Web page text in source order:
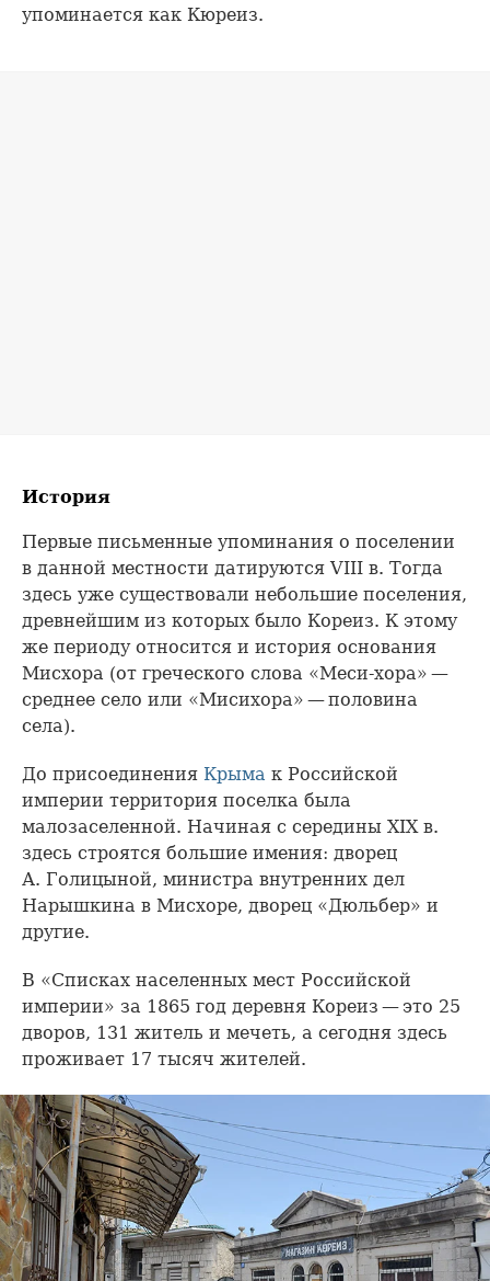
упоминается как Кюреиз.
История
Первые письменные упоминания о поселении
в данной местности датируются VIII в. Тогда
здесь уже существовали небольшие поселения,
древнейшим из которых было Кореиз. К этому
же периоду относится и история основания
Мисхора (от греческого слова «Меси-хора» —
среднее село или «Мисихора» — половина
села).
До присоединения Крыма к Российской
империи территория поселка была
малозаселенной. Начиная с середины XIX в.
здесь строятся большие имения: дворец
А. Голицыной, министра внутренних дел
Нарышкина в Мисхоре, дворец «Дюльбер» и
другие.
В «Списках населенных мест Российской
империи» за 1865 год деревня Кореиз — это 25
дворов, 131 житель и мечеть, а сегодня здесь
проживает 17 тысяч жителей.